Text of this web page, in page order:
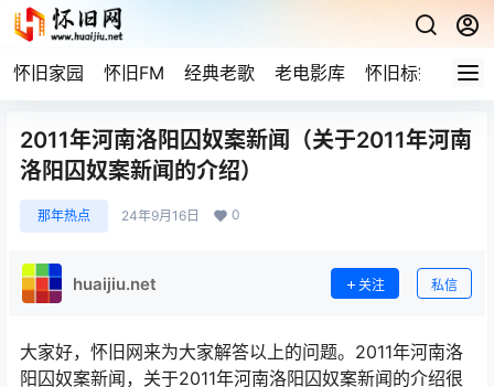
怀旧家园 怀旧FM 经典老歌 老电影库 怀旧标签 网
2011年河南洛阳囚奴案新闻（关于2011年河南
洛阳囚奴案新闻的介绍）
那年热点 24年9月16日 0
huaijiu.net 关注 私信
大家好，怀旧网来为大家解答以上的问题。2011年河南洛
阳囚奴案新闻，关于2011年河南洛阳囚奴案新闻的介绍很